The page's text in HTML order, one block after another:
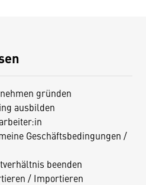
gründen
ausbilden
Geschäftsbedingungen /
beenden
/ Importieren